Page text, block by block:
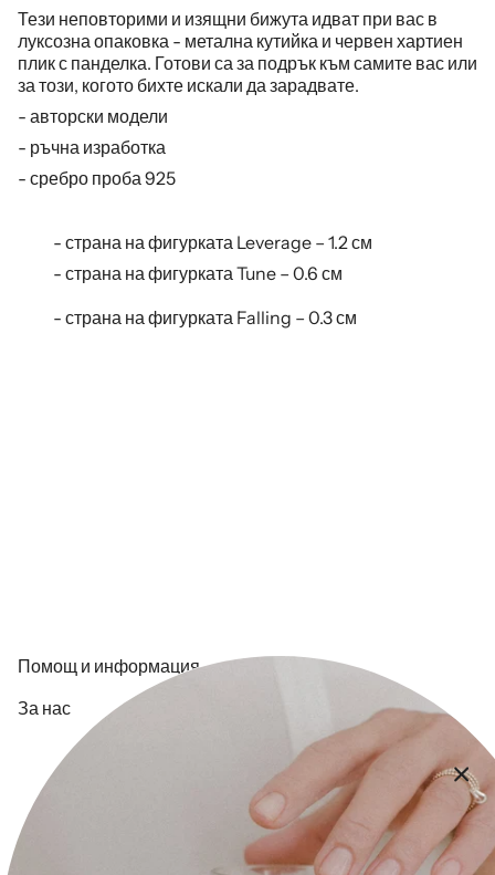
Тези неповторими и изящни бижута идват при вас в
луксозна опаковка - метална кутийка и червен хартиен
плик с панделка. Готови са за подрък към самите вас или
за този, когото бихте искали да зарадвате.
- авторски модели
- ръчна изработка
- сребро проба 925
- страна на фигурката Leverage – 1.2 см
- страна на фигурката Tune – 0.6 см
- страна на фигурката Falling – 0.3 см
Помощ и информация
За нас
Контакт
Плащане и доставка
Общи Условия
Политика за поверителност